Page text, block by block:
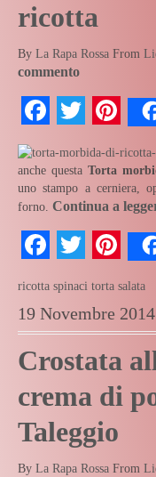
ricotta
By La Rapa Rossa From
commento
anche questa Torta
uno stampo a cerniera,
forno. Continua a
ricotta spinaci torta salata
19 Novembre 2014
Crostata
crema di
Taleggio
By La Rapa Rossa From